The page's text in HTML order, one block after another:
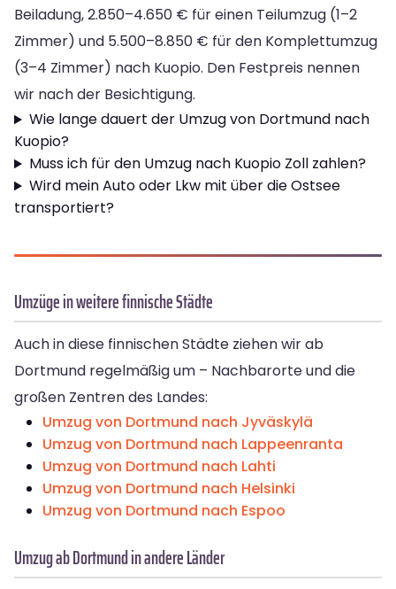
Beiladung, 2.850–4.650 € für einen Teilumzug (1–2
Zimmer) und 5.500–8.850 € für den Komplettumzug
(3–4 Zimmer) nach Kuopio. Den Festpreis nennen
wir nach der Besichtigung.
Wie lange dauert der Umzug von Dortmund nach
Kuopio?
Muss ich für den Umzug nach Kuopio Zoll zahlen?
Wird mein Auto oder Lkw mit über die Ostsee
transportiert?
Umzüge in weitere finnische Städte
Auch in diese finnischen Städte ziehen wir ab
Dortmund regelmäßig um – Nachbarorte und die
großen Zentren des Landes:
Umzug von Dortmund nach Jyväskylä
Umzug von Dortmund nach Lappeenranta
Umzug von Dortmund nach Lahti
Umzug von Dortmund nach Helsinki
Umzug von Dortmund nach Espoo
Umzug ab Dortmund in andere Länder